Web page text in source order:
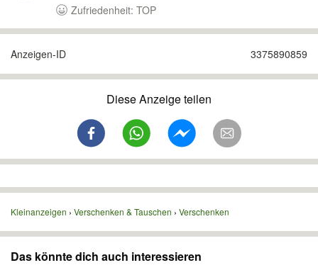
Zufriedenheit: TOP
Anzeigen-ID 3375890859
Diese Anzeige teilen
Kleinanzeigen Verschenken & Tauschen Verschenken
Das könnte dich auch interessieren